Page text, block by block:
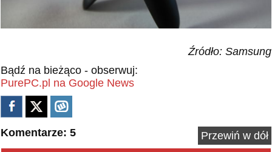
Źródło: Samsung
Bądź na bieżąco - obserwuj:
PurePC.pl na Google News
Komentarze: 5
Przewiń w dół